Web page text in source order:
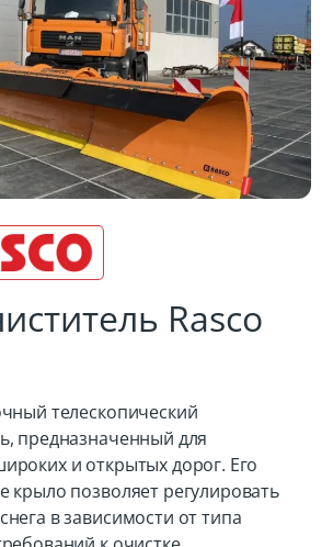
Rasco
телескопический
предназначенный для
и открытых дорог. Его
крыло позволяет регулировать
в зависимости от типа